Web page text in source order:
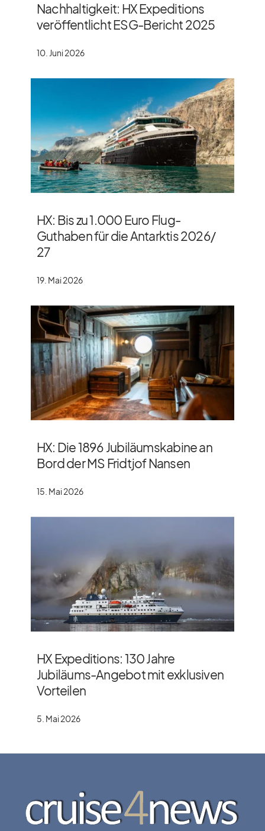
Nachhaltigkeit: HX Expeditions
veröffentlicht ESG-Bericht 2025
10. Juni 2026
HX: Bis zu 1.000 Euro Flug-
Guthaben für die Antarktis 2026/​
27
19. Mai 2026
HX: Die 1896 Jubiläumskabine an
Bord der MS Fridtjof Nansen
15. Mai 2026
HX Expeditions: 130 Jahre
Jubiläums-Angebot mit exklusiven
Vorteilen
5. Mai 2026